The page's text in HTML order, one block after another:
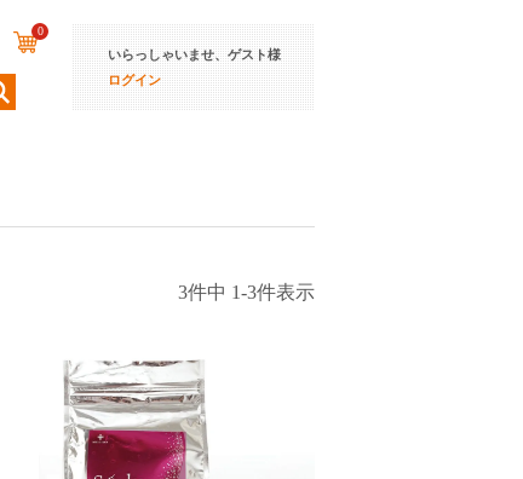
0
いらっしゃいませ、ゲスト様
ログイン
3件中 1-3件表示